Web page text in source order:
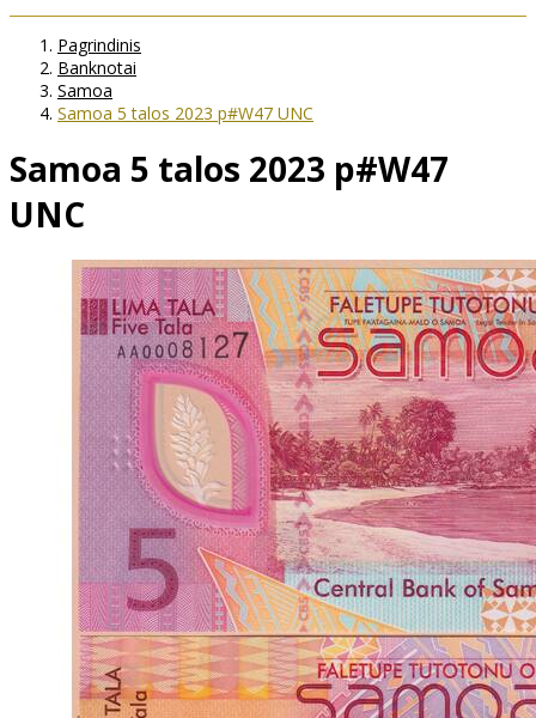
Pagrindinis
Banknotai
Samoa
Samoa 5 talos 2023 p#W47 UNC
Samoa 5 talos 2023 p#W47
UNC